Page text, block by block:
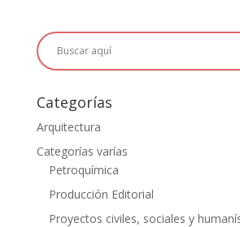
Categorías
Arquitectura
Categorías varías
Petroquímica
Producción Editorial
Proyectos civiles, sociales y